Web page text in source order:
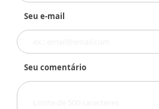
Seu e-mail
Seu comentário